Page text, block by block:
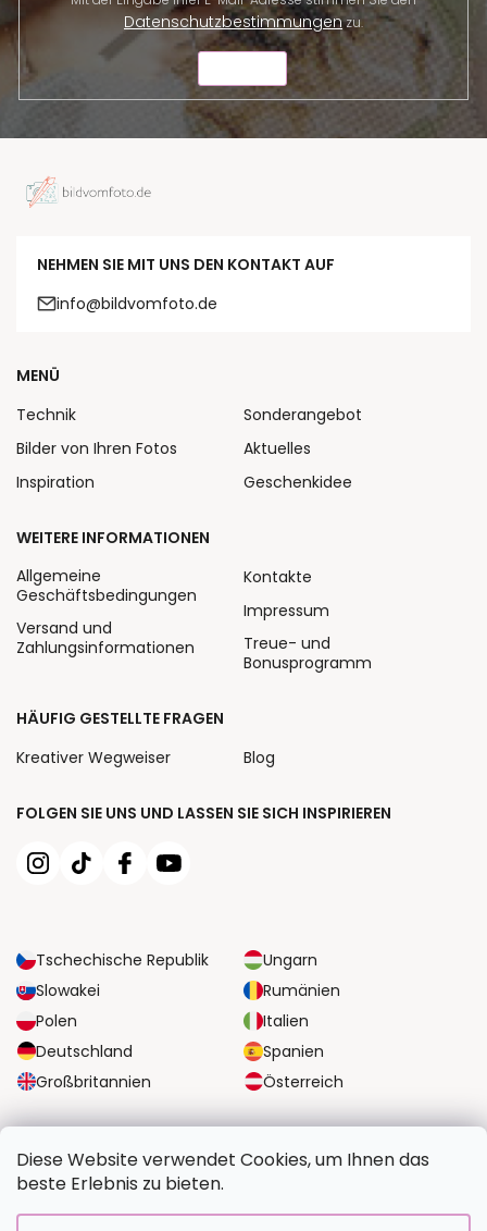
Diese Website verwendet Cookies, um Ihnen das
beste Erlebnis zu bieten.
Datenschutzbestimmungenzu.
NEHMEN SIE MIT UNS DEN KONTAKT AUF
info@bildvomfoto.de
FOLGEN SIE UNS UND LASSEN SIE SICH INSPIRIEREN
Tschechische Republik
Ungarn
Slowakei
Rumänien
Polen
Italien
Deutschland
Spanien
Großbritannien
Österreich
MENÜ
Technik
Bilder von Ihren Fotos
Inspiration
Sonderangebot
Aktuelles
Geschenkidee
WEITERE INFORMATIONEN
Allgemeine
Geschäftsbedingungen
Versand und
Zahlungsinformationen
Kontakte
Impressum
Treue- und
Bonusprogramm
HÄUFIG GESTELLTE FRAGEN
Kreativer Wegweiser
Blog
SICHERE ZAHLUNGSOPTIONEN